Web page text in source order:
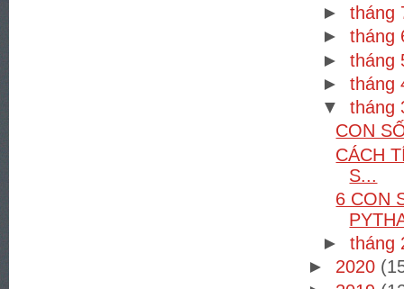
► tháng
► tháng
► tháng
► tháng
▼ tháng
CON
CÁCH
S...
6 CON
► tháng
► 2020